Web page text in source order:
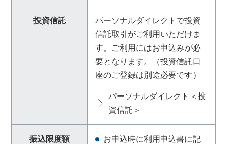
投資信託
パーソナルダイレクトで投資
信託取引がご利用いただけま
す。ご利用にはお申込みが必
要となります。（投資信託口
座のご登録は別途必要です）
パーソナルダイレクト＜投
資信託＞
振込限度額
お申込時に利用申込書に記